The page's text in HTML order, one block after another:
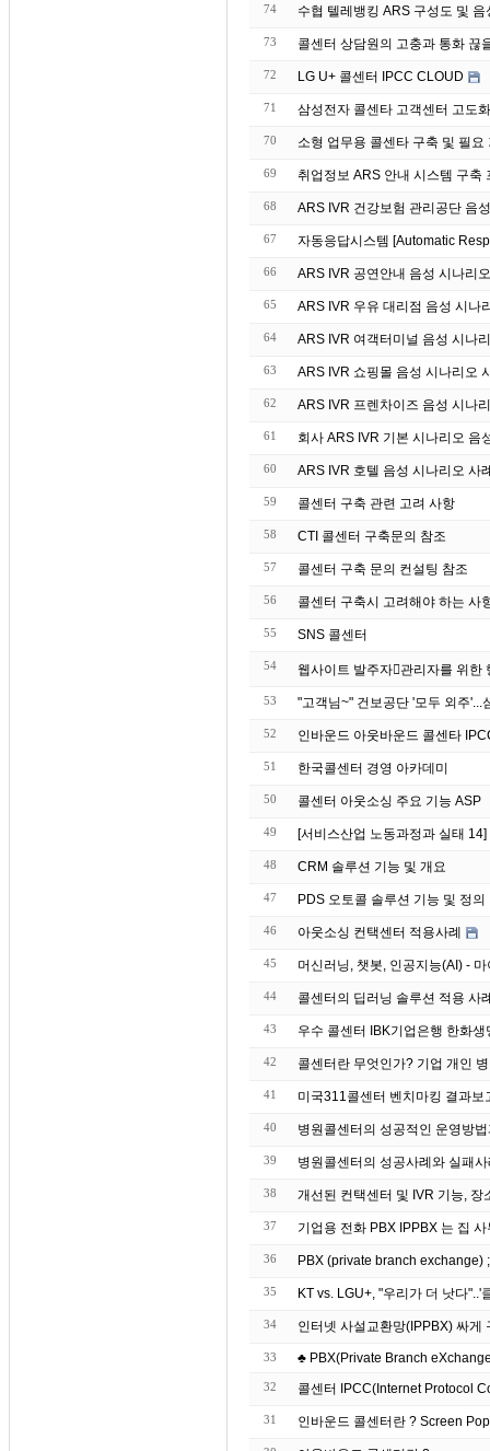
74 수협 텔레뱅킹 ARS 구성도 및
73 콜센터 상담원의 고충과 통화 끊
72 LG U+ 콜센터 IPCC CLOUD
71 삼성전자 콜센타 고객센터 고도
70 소형 업무용 콜센타 구축 및 필요
69 취업정보 ARS 안내 시스템 구축
68 ARS IVR 건강보험 관리공단 음
67 자동응답시스템 [Automatic
66 ARS IVR 공연안내 음성 시나리
65 ARS IVR 우유 대리점 음성 시나
64 ARS IVR 여객터미널 음성 시나
63 ARS IVR 쇼핑몰 음성 시나리오
62 ARS IVR 프렌차이즈 음성 시나
61 회사 ARS IVR 기본 시나리오 음
60 ARS IVR 호텔 음성 시나리오 사
59 콜센터 구축 관련 고려 사항
58 CTI 콜센터 구축문의 참조
57 콜센터 구축 문의 컨설팅 참조
56 콜센터 구축시 고려해야 하는 사
55 SNS 콜센터
54
53
52 인바운드 아웃바운드 콜센타
51 한국콜센터 경영 아카데미
50 콜센터 아웃소싱 주요 기능 ASP
49 [서비스산업 노동과정과 실태
48 CRM 솔루션 기능 및 개요
47 PDS 오토콜 솔루션 기능 및 정의
46 아웃소싱 컨택센터 적용사례
45 머신러닝, 챗봇, 인공지능(AI) -
44
43 우수 콜센터 IBK기업
42 콜센터란 무엇인가? 기업 개인
41 미국311콜센터 벤치마킹 결과보
40 병원콜센터의 성공적인 운영방
39 병원콜센터의 성공사례와 실패
38 개선된 컨택센터 및 IVR 기능, 장
37 기업용 전화 PBX
36 PBX (private branch exchange)
35 KT vs. LGU+, "우리가 더 낫다"..'
34 인터넷 사설교환망(IPPBX) 싸게
33 ♣ PBX(Private Branch
32 콜센터 IPCC(Internet Protocol
31 인바운드 콜센터